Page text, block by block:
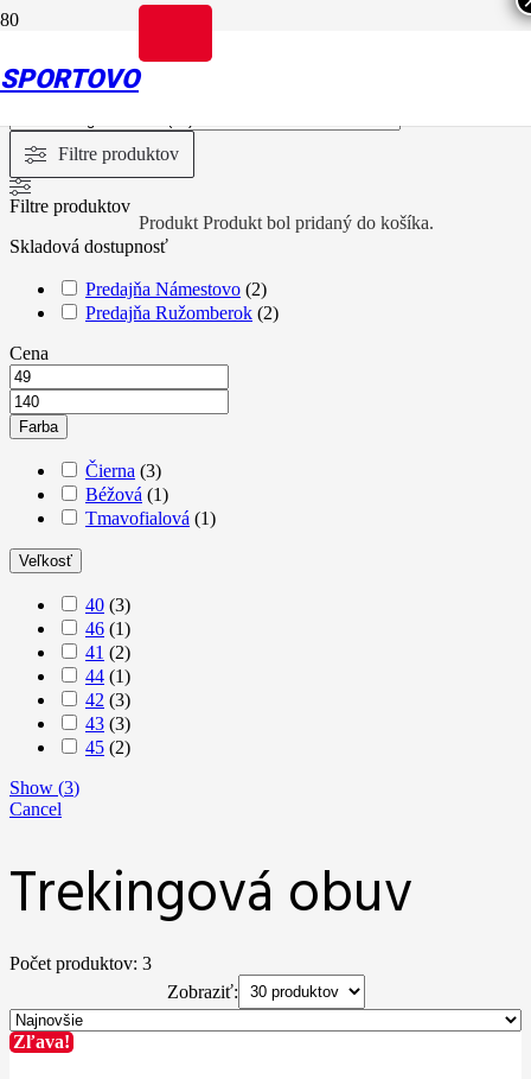
SPORTOVO
Produkt Produkt bol pridaný do košíka.
Kategórie produktov
Filtre produktov
Filtre produktov
Skladová dostupnosť
Predajňa Námestovo (2)
Predajňa Ružomberok (2)
Cena
Farba
Čierna (3)
Béžová (1)
Tmavofialová (1)
Veľkosť
40 (3)
46 (1)
41 (2)
44 (1)
42 (3)
43 (3)
45 (2)
Show (3)
Cancel
Trekingová obuv
Počet produktov: 3
Zobraziť:
Zľava!